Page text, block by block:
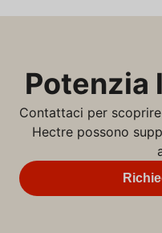
Potenzia
Contattaci per
Hectre possono